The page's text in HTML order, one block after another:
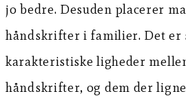
jo bedre. Desuden placerer
håndskrifter i familier. Det er
karakteristiske ligheder
håndskrifter, og dem der